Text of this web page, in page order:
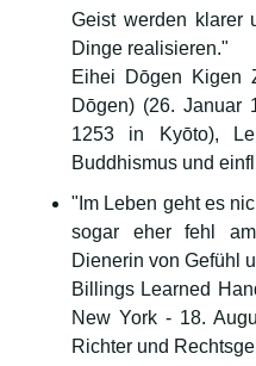
Geist werden klarer
Dinge realisieren."
Eihei Dōgen Kigen
Dōgen) (26. Januar
1253 in Kyōto),
Buddhismus und
"Im Leben geht es
sogar eher fehl
Dienerin von Gefühl
Billings Learned
New York - 18.
Richter und